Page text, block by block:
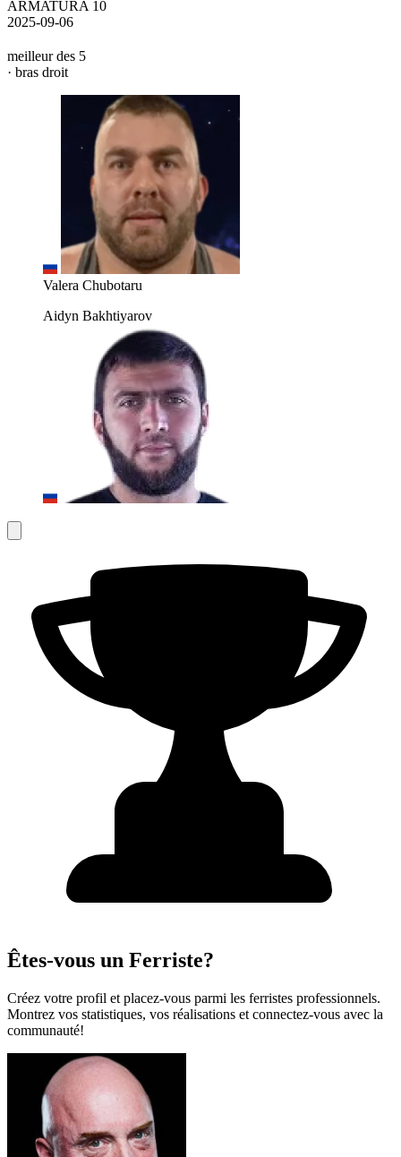
ARMATURA 10
2025-09-06
meilleur des 5
· bras droit
Valera Chubotaru
Aidyn Bakhtiyarov
Êtes-vous un Ferriste?
Créez votre profil et placez-vous parmi les ferristes professionnels.
Montrez vos statistiques, vos réalisations et connectez-vous avec la
communauté!